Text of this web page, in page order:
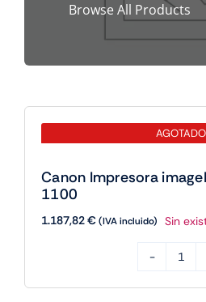
Browse All Products
AGOTADO
Canon Impresora
1100
1.187,82€(IVA incluido) Sin